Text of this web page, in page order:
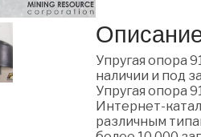
Упругая опора
наличии и под
Упругая опора
Интернет-
различным